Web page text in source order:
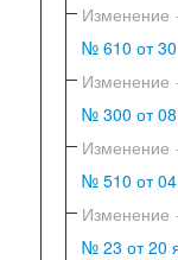
№ 610 от 30
№ 300 от
№ 510 от 04
№ 23 от 20